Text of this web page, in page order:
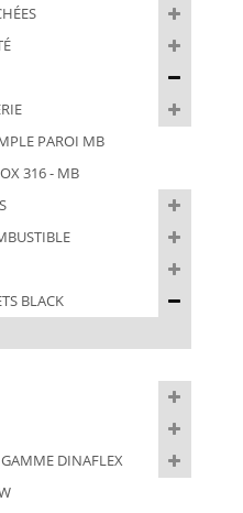
PAROI MB
316 - MB
BLACK
GAMME DINAFLEX